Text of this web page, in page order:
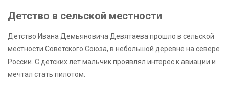
Детство в сельской местности
Детство Ивана Демьяновича Девятаева прошло в сельской
местности Советского Союза, в небольшой деревне на севере
России. С детских лет мальчик проявлял интерес к авиации и
мечтал стать пилотом.